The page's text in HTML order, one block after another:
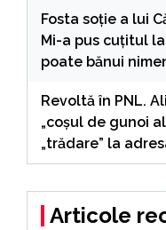
Fosta soție a lui
Mi-a pus cuțitul
poate bănui
Revoltă în PNL.
„coșul de gunoi
„trădare” la
Articole